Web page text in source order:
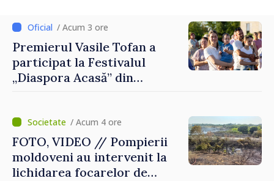
spirit antreprenorial”
/ Acum 3 ore
Premierul Vasile Tofan a
participat la Festivalul
„Diaspora Acasă” din
/ Acum 4 ore
FOTO, VIDEO // Pompierii
moldoveni au intervenit la
lichidarea focarelor de